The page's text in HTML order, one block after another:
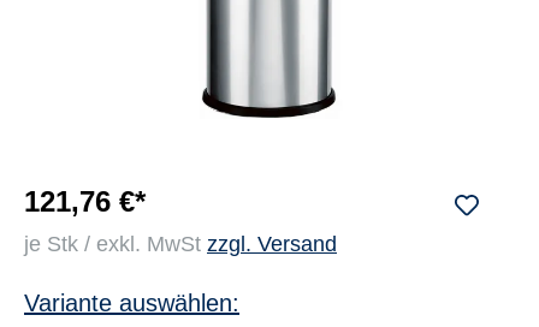
121,76 €*
je Stk / exkl. MwSt zzgl. Versand
Variante auswählen: